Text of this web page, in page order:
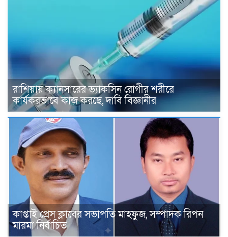
রাশিয়ায় ক্যানসারের ভ্যাকসিন রোগীর শরীরে
কার্যকরভাবে কাজ করছে, দাবি বিজ্ঞানীর
কাপ্তাই প্রেস ক্লাবের সভাপতি মাহফুজ, সম্পাদক রিপন
মারমা নির্বাচিত